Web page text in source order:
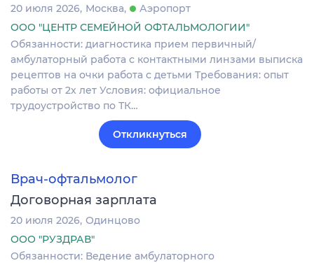
20 июля 2026 Москва
Аэропорт
ООО "ЦЕНТР СЕМЕЙНОЙ ОФТАЛЬМОЛОГИИ"
Обязанности: диагностика прием первичный/
амбулаторный работа с контактными линзами выписка
рецептов на очки работа с детьми Требования: опыт
работы от 2х лет Условия: официальное
трудоустройство по ТК…
Откликнуться
Врач-офтальмолог
Договорная зарплата
20 июля 2026 Одинцово
ООО "РУЗДРАВ"
Обязанности: Ведение амбулаторного